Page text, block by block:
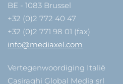
BE - 1083 Brussel
+32 (0)2 772 40 47
+32 (0)2 771 98 01 (fax)
info@mediaxel.com
Vertegenwoordiging Italië
Casiraghi Global Media srl